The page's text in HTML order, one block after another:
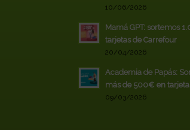
10/06/2026
Mamá GPT: sortemos
tarjetas de Carrefour
20/04/2026
Academia de Papás:
más de 500€ en
09/03/2026